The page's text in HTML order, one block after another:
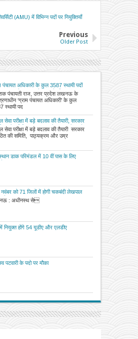
(AMU) में विभिन्न पदों पर नियुक्तियाँ
Previous
Older Post
पंचायत अधिकारी के कुल 3587 स्थायी पदों
के माध्यम से चयन के लिए ऑनलाइन
आमंत्रित
पंचायती राज, उत्तर प्रदेश लखनऊ के
‘ग्राम पंचायत अधिकारी’ के कुल
स्थायी पद
सेवा परीक्षा में बड़े बदलाव की तैयारी, सरकार
की समिति, पाठ्यक्रम और उम्र सीमा की
समीक्षा
सेवा परीक्षा में बड़े बदलाव की तैयारी सरकार
की समिति, पाठ्यक्रम और उम्र
डाक परिमंडल में 10 वीं पास के लिए
को 71 जिलों में होगी चकबंदी लेखपाल
: अधीनस्थ से
नियुक्त होंगे 54 यूडीए और एलडीए
पटवारी के पदो पर मौका